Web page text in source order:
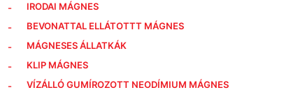
IRODAI MÁGNES
BEVONATTAL ELLÁTOTTT MÁGNES
MÁGNESES ÁLLATKÁK
KLIP MÁGNES
VÍZÁLLÓ GUMÍROZOTT NEODÍMIUM MÁGNES